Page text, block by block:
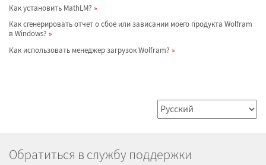
Как установить MathLM?
Как сгенерировать отчет о сбое или зависании моего продукта Wolfram
в Windows?
Как использовать менеджер загрузок Wolfram?
Обратиться в службу поддержки